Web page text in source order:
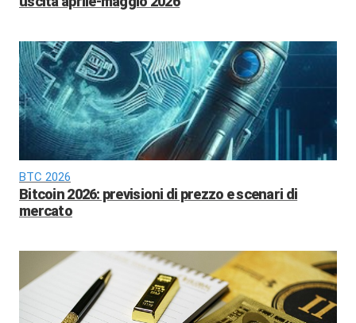
BTC 2026
Bitcoin 2026: previsioni di prezzo e scenari di
mercato